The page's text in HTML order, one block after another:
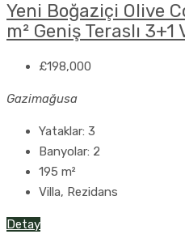
Yeni Boğaziçi Olive
m² Geniş Teraslı 3+1
£198,000
Gazimağusa
Yataklar: 3
Banyolar: 2
195 m²
Villa, Rezidans
Detay